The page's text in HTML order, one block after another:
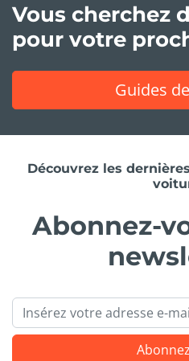
Vous cherchez
pour votre
Guides
Découvrez les
Abonnez-
Email